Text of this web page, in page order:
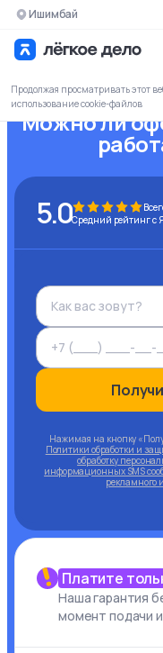
Ишимбай
Продолжая просматривать этот
использование cookie-файлов
Можно ли
5.0Средний рейтинг с
Нажимая на кнопку
Политики обработки и
обработку
информационных SMS
рекламного
Платите
Наша гарантия
момент подачи